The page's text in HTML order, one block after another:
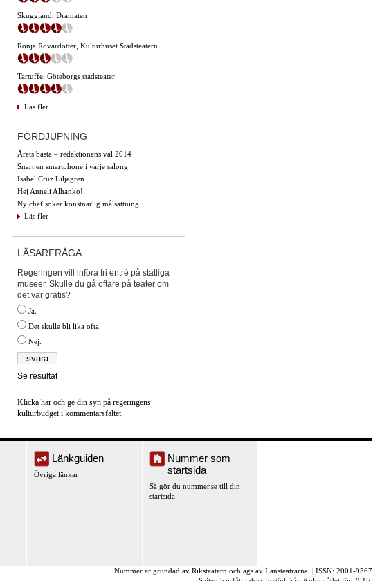
Skuggland, Dramaten
Ronja Rövardotter, Kulturhuset Stadsteatern
Tartuffe, Göteborgs stadsteater
Läs fler
FÖRDJUPNING
Årets bästa – redaktionens val 2014
Snart en smartphone i varje salong
Isabel Cruz Liljegren
Hej Anneli Alhanko!
Ny chef söker konstnärlig målsättning
Läs fler
LÄSARFRÅGA
Regeringen vill införa fri entré på statliga
museer. Skulle du gå oftare på teater om
det var gratis?
Ja.
Det skulle bli lika ofta.
Nej.
Se resultat
Klicka här och ge din syn på regeringens
kulturbudget i kommentarsfältet.
Länkguiden
Övriga länkar
Nummer som
startsida
Så gör du nummer.se till din
startsida
Nummer är grundad av Riksteatern och ägs av Länsteatrarna. | ISSN: 2001-9567